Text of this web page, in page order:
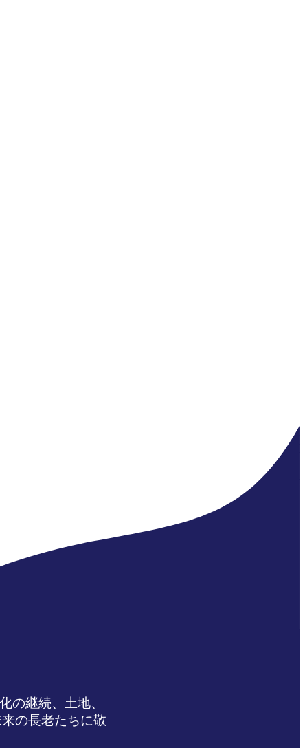
の継続、土地、
の長老たちに敬